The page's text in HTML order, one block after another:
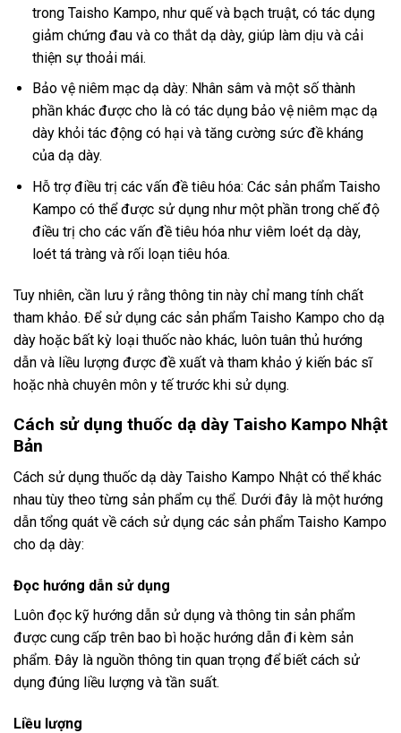
trong Taisho Kampo, như quế và bạch truật, có tác dụng
giảm chứng đau và co thắt dạ dày, giúp làm dịu và cải
thiện sự thoải mái.
Bảo vệ niêm mạc dạ dày: Nhân sâm và một số thành
phần khác được cho là có tác dụng bảo vệ niêm mạc dạ
dày khỏi tác động có hại và tăng cường sức đề kháng
của dạ dày.
Hỗ trợ điều trị các vấn đề tiêu hóa: Các sản phẩm Taisho
Kampo có thể được sử dụng như một phần trong chế độ
điều trị cho các vấn đề tiêu hóa như viêm loét dạ dày,
loét tá tràng và rối loạn tiêu hóa.
Tuy nhiên, cần lưu ý rằng thông tin này chỉ mang tính chất
tham khảo. Để sử dụng các sản phẩm Taisho Kampo cho dạ
dày hoặc bất kỳ loại thuốc nào khác, luôn tuân thủ hướng
dẫn và liều lượng được đề xuất và tham khảo ý kiến ​​bác sĩ
hoặc nhà chuyên môn y tế trước khi sử dụng.
Cách sử dụng thuốc dạ dày Taisho Kampo Nhật
Bản
Cách sử dụng thuốc dạ dày Taisho Kampo Nhật có thể khác
nhau tùy theo từng sản phẩm cụ thể. Dưới đây là một hướng
dẫn tổng quát về cách sử dụng các sản phẩm Taisho Kampo
cho dạ dày:
Đọc hướng dẫn sử dụng
Luôn đọc kỹ hướng dẫn sử dụng và thông tin sản phẩm
được cung cấp trên bao bì hoặc hướng dẫn đi kèm sản
phẩm. Đây là nguồn thông tin quan trọng để biết cách sử
dụng đúng liều lượng và tần suất.
Liều lượng